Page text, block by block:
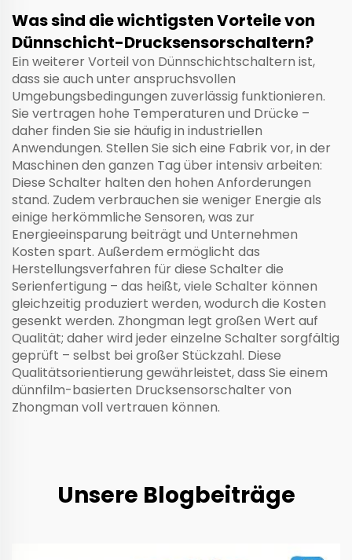
Was sind die wichtigsten Vorteile von
Dünnschicht-Drucksensorschaltern?
Ein weiterer Vorteil von Dünnschichtschaltern ist,
dass sie auch unter anspruchsvollen
Umgebungsbedingungen zuverlässig funktionieren.
Sie vertragen hohe Temperaturen und Drücke –
daher finden Sie sie häufig in industriellen
Anwendungen. Stellen Sie sich eine Fabrik vor, in der
Maschinen den ganzen Tag über intensiv arbeiten:
Diese Schalter halten den hohen Anforderungen
stand. Zudem verbrauchen sie weniger Energie als
einige herkömmliche Sensoren, was zur
Energieeinsparung beiträgt und Unternehmen
Kosten spart. Außerdem ermöglicht das
Herstellungsverfahren für diese Schalter die
Serienfertigung – das heißt, viele Schalter können
gleichzeitig produziert werden, wodurch die Kosten
gesenkt werden. Zhongman legt großen Wert auf
Qualität; daher wird jeder einzelne Schalter sorgfältig
geprüft – selbst bei großer Stückzahl. Diese
Qualitätsorientierung gewährleistet, dass Sie einem
dünnfilm-basierten Drucksensorschalter von
Zhongman voll vertrauen können.
Unsere Blogbeiträge